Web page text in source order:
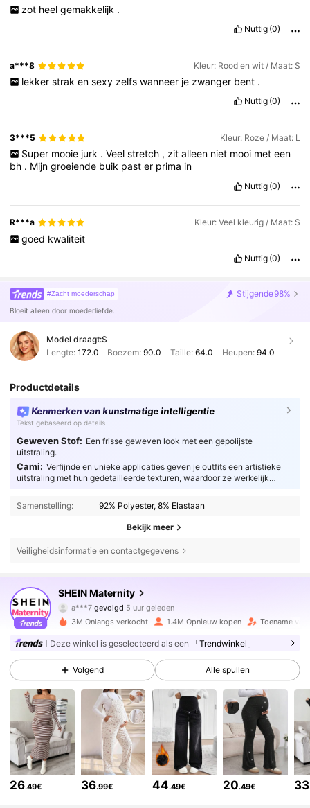
zot heel gemakkelijk .
Nuttig (0)
a***8 Kleur: Rood en wit / Maat: S
lekker strak en sexy zelfs wanneer je zwanger bent .
Nuttig (0)
3***5 Kleur: Roze / Maat: L
Super mooie jurk . Veel stretch , zit alleen niet mooi met een
bh . Mijngroeiende buik paster prima in
Nuttig (0)
R***a Kleur: Veel kleurig / Maat: S
goed kwaliteit
Nuttig (0)
#Zacht moederschap Stijgende98%
Bloeit alleen door moederliefde.
Model draagt:S
Lengte: 172.0 Boezem:90.0 Taille: 64.0 Heupen: 94.0
Productdetails
Kenmerken van kunstmatige intelligentie
Tekst gebaseerd op details
Geweven Stof: Een frisse geweven look met een gepolijste
uitstraling.
Cami: Verfijnde en unieke applicaties geven je outfits een artistieke
uitstraling met hun gedetailleerde texturen, waardoor ze werkelijk
Samenstelling:
92% Polyester, 8% Elastaan
Bekijk meer
Veiligheidsinformatie en contactgegevens
SHEIN Maternity
h***4 is aan het browsen
4.79
482K Volgers
4.79 482K Volgers
482K Volgers
4.79 482K Volgers
3M Onlangs verkocht 1.4M Opnieuw kopen Toename
Deze winkel is geselecteerd als een 「Trendwinkel」
Volgend Alle spullen
26.49€ 36.99€ 44.49€ 20.49€ 33